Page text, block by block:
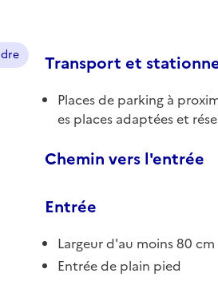
Transport et
Places de parking à
es places adaptées et
Chemin vers l'entrée
Entrée
Largeur d'au moins 80 cm
Entrée de plain pied